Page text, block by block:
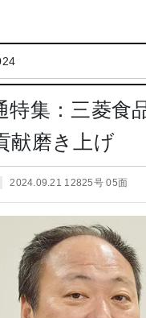
特集：三菱食
献磨き上げ
2024.09.21 12825号 05面